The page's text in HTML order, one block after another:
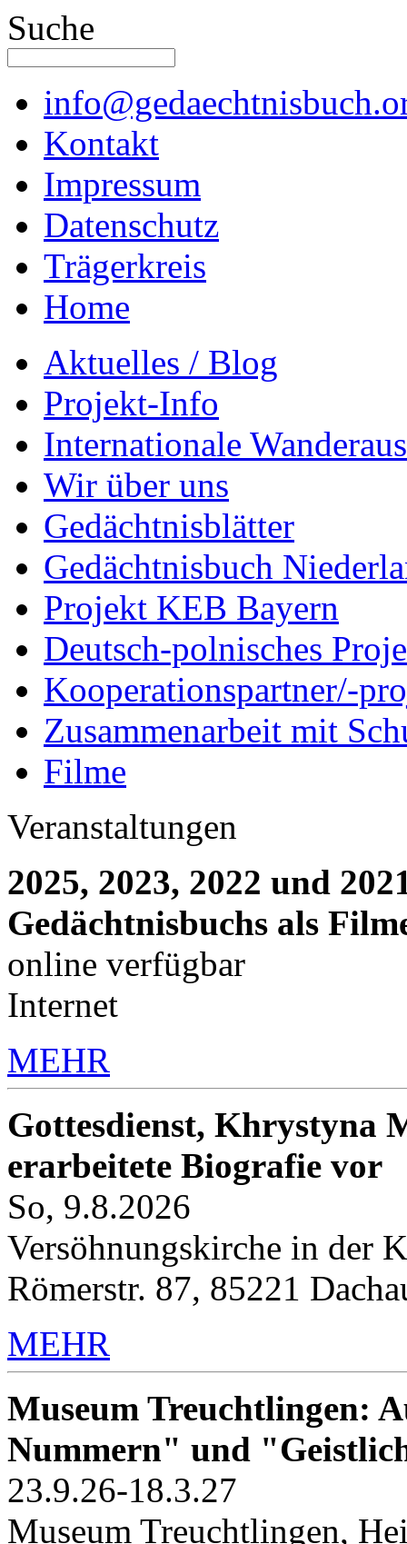
Suche
Kontakt
Impressum
Datenschutz
Trägerkreis
Home
Aktuelles / Blog
Projekt-Info
Internationale
Wir über uns
Gedächtnisblätter
Gedächtnisbuch
Projekt KEB Bayern
Deutsch-polnisches
Kooperationspartner/-
Zusammenarbeit mit
Filme
Veranstaltungen
2025, 2023, 2022 und
Gedächtnisbuchs als
online verfügbar
Internet
MEHR
Gottesdienst, Khrystyna
erarbeitete Biografie vor
So, 9.8.2026
Versöhnungskirche in der
Römerstr. 87, 85221
MEHR
Museum Treuchtlingen:
Nummern" und
23.9.26-18.3.27
Museum Treuchtlingen,